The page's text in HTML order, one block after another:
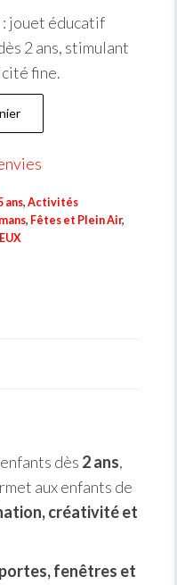
: jouet éducatif
2 ans, stimulant
fine.
ans, Activités
, Fêtes et Plein Air,
dès 2 ans,
aux enfants de
créativité et
portes, fenêtres et